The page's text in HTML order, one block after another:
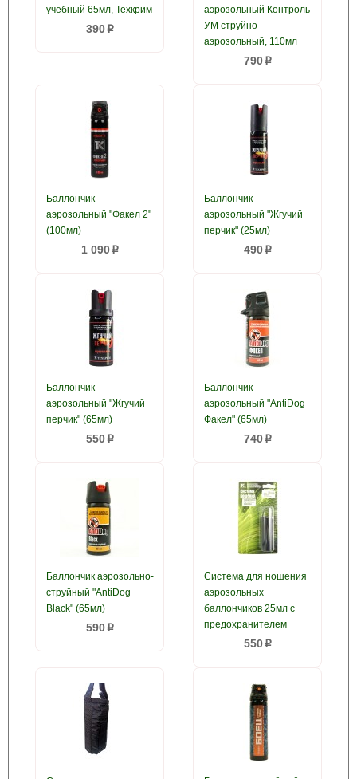
учебный 65мл, Техкрим
390p
аэрозольный Контроль-
УМ струйно-
аэрозольный, 110мл
790p
Баллончик
аэрозольный "Факел 2"
(100мл)
1 090p
Баллончик
аэрозольный "Жгучий
перчик" (25мл)
490p
Баллончик
аэрозольный "Жгучий
перчик" (65мл)
550p
Баллончик
аэрозольный "AntiDog
Факел" (65мл)
740p
Баллончик аэрозольно-
струйный "AntiDog
Black" (65мл)
590p
Система для ношения
аэрозольных
баллончиков 25мл с
предохранителем
550p